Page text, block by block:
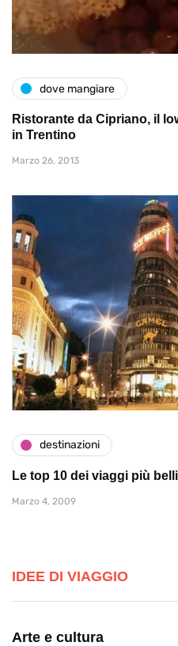
dove mangiare
Ristorante da Cipriano, il
in Trentino
Marzo 26, 2013
destinazioni
Le top 10 dei viaggi più
Marzo 4, 2009
IDEE DI VIAGGIO
Arte e cultura